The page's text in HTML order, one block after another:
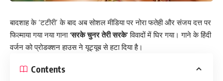
बादशाह के ‘टटीरी’ के बाद अब सोशल मीडिया पर नोरा फतेही और संजय दत्त पर
फिल्माया गया नया गाना‘सरके चुनर तेरी सरके’विवादों में घिर गया। गाने के हिंदी
वर्जन को प्रोडक्शन हाउस ने यूट्यूब से हटा दिया है।
Contents